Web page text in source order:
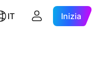
IT Inizia